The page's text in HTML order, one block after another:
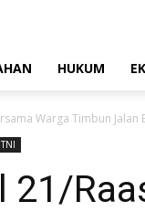
HUKUM
Warga Timbun
TNI
21/